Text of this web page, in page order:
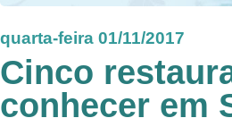
quarta-feira 01/11/2017
Cinco
conhecer em